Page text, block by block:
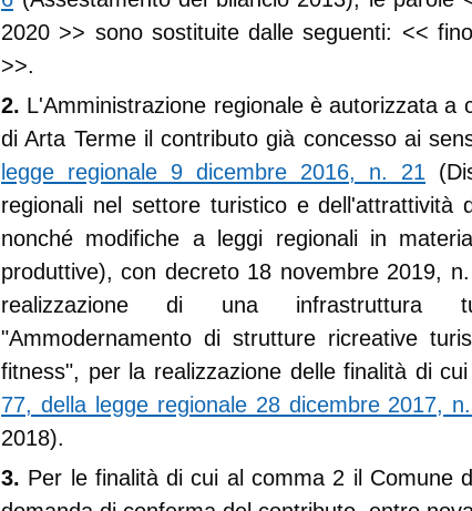
2020 >> sono sostituite dalle seguenti: <<
>>.
2. L'Amministrazione regionale è autorizzata a
di Arta Terme il contributo già concesso ai
legge regionale 9 dicembre 2016, n. 21
regionali nel settore turistico e dell'attrattività
nonché modifiche a leggi regionali in
produttive), con decreto 18 novembre 2019,
realizzazione di una infrastruttura
"Ammodernamento di strutture ricreative
fitness", per la realizzazione delle finalità di
77, della legge regionale 28 dicembre 2017,
2018).
3. Per le finalità di cui al comma 2 il Comune